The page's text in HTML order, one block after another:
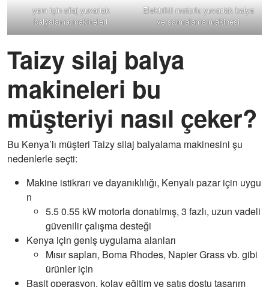
yem için silaj yuvarlak
balyalama makineleri
Elektrikli motorlu yuvarlak balya
ve sarmalama makinesi
Taizy silaj balya
makineleri bu
müşteriyi nasıl çeker?
Bu Kenya’lı müşteri Taizy silaj balyalama makinesini şu
nedenlerle seçti:
Makine istikrarı ve dayanıklılığı, Kenyalı pazar için uygu
n
5.5 0.55 kW motorla donatılmış, 3 fazlı, uzun vadeli
güvenilir çalışma desteği
Kenya için geniş uygulama alanları
Mısır sapları, Boma Rhodes, Napier Grass vb. gibi
ürünler için
Basit operasyon, kolay eğitim ve satış dostu tasarım